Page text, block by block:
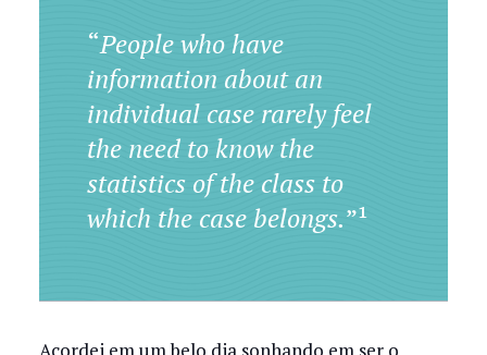
“People who have
information about an
individual case rarely feel
the need to know the
statistics of the class to
which the case belongs.”¹